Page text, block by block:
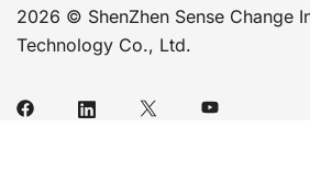
2026 © ShenZhen Sense Change
Technology Co., Ltd.